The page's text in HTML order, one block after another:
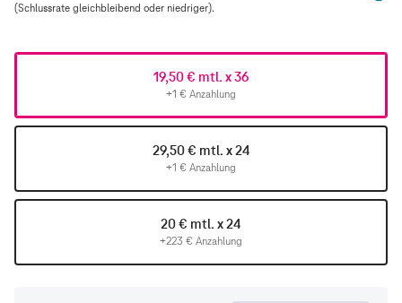
(Schlussrate gleichbleibend oder niedriger).
19,50 € mtl. x 36
+1 € Anzahlung
29,50 € mtl. x 24
+1 € Anzahlung
20 € mtl. x 24
+223 € Anzahlung